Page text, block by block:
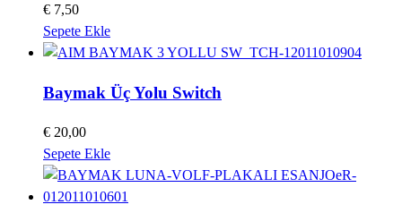
€ 7,50
Sepete Ekle
Baymak Üç Yolu Switch
€ 20,00
Sepete Ekle